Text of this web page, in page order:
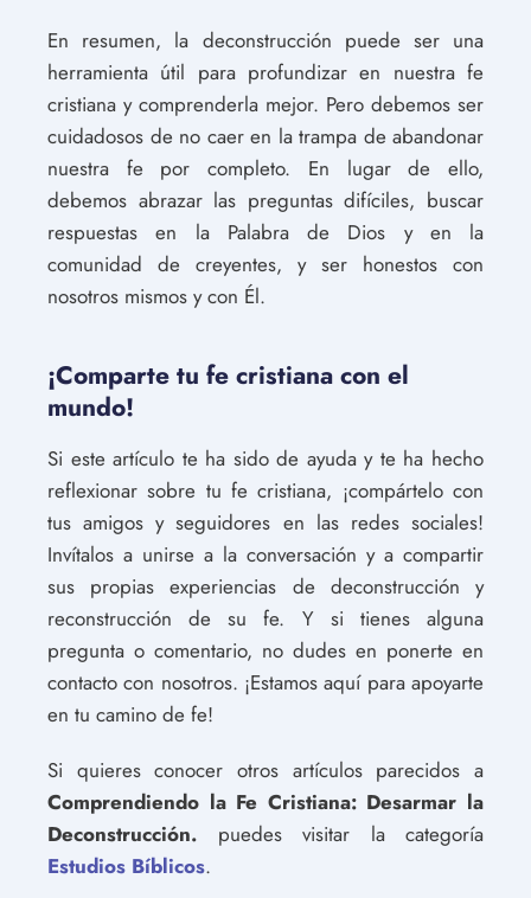
En resumen, la deconstrucción puede ser una
herramienta útil para profundizar en nuestra fe
cristiana y comprenderla mejor. Pero debemos ser
cuidadosos de no caer en la trampa de abandonar
nuestra fe por completo. En lugar de ello,
debemos abrazar las preguntas difíciles, buscar
respuestas en la Palabra de Dios y en la
comunidad de creyentes, y ser honestos con
nosotros mismos y con Él.
¡Comparte tu fe cristiana con el
mundo!
Si este artículo te ha sido de ayuda y te ha hecho
reflexionar sobre tu fe cristiana, ¡compártelo con
tus amigos y seguidores en las redes sociales!
Invítalos a unirse a la conversación y a compartir
sus propias experiencias de deconstrucción y
reconstrucción de su fe. Y si tienes alguna
pregunta o comentario, no dudes en ponerte en
contacto con nosotros. ¡Estamos aquí para apoyarte
en tu camino de fe!
Si quieres conocer otros artículos parecidos a
Comprendiendo la Fe Cristiana: Desarmar la
Deconstrucción. puedes visitar la categoría
Estudios Bíblicos.